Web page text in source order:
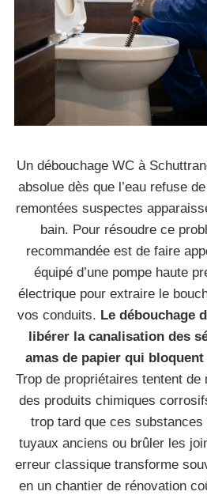
Un débouchage WC à
absolue dès que l’eau refuse
remontées suspectes
bain. Pour résoudre ce
recommandée est de faire
équipé d’une pompe haute
électrique pour extraire le
vos conduits. Le débouchage
libérer la canalisation des
amas de papier qui
Trop de propriétaires tentent
des produits chimiques
trop tard que ces
tuyaux anciens ou brûler les
erreur classique transforme
en un chantier de rénovation